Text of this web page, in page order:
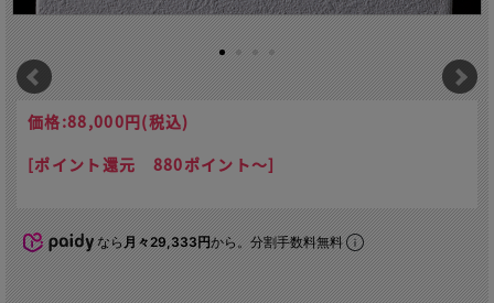
価格:88,000円(税込)
[ポイント還元 880ポイント～]
なら月々29,333円から。分割手数料無料